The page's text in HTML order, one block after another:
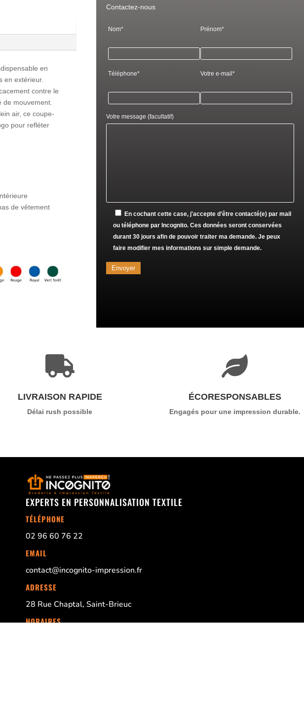
en
en extérieur.
contre le
mouvement.
air, ce coupe-
pour refléter
de vêtement
Contactez-nous
Nom* Prénom*
Téléphone* Votre e-mail*
Votre message (facultatif)
En cochant cette case, j'accepte d'être contacté(e) par mail
ou téléphone par Incognito. Ces données seront conservées
durant 30 jours afin de pouvoir traiter ma demande. Je peux
faire modifier mes informations sur simple demande.

LIVRAISON RAPIDE
Délai rush possible

ÉCORESPONSABLES
Engagés pour une impression durable.
EXPERTS EN PERSONNALISATION TEXTILE
TÉLÉPHONE
02 96 60 76 22
EMAIL
contact@incognito-impression.fr
ADRESSE
28 Rue Chaptal, Saint-Brieuc
HORAIRES